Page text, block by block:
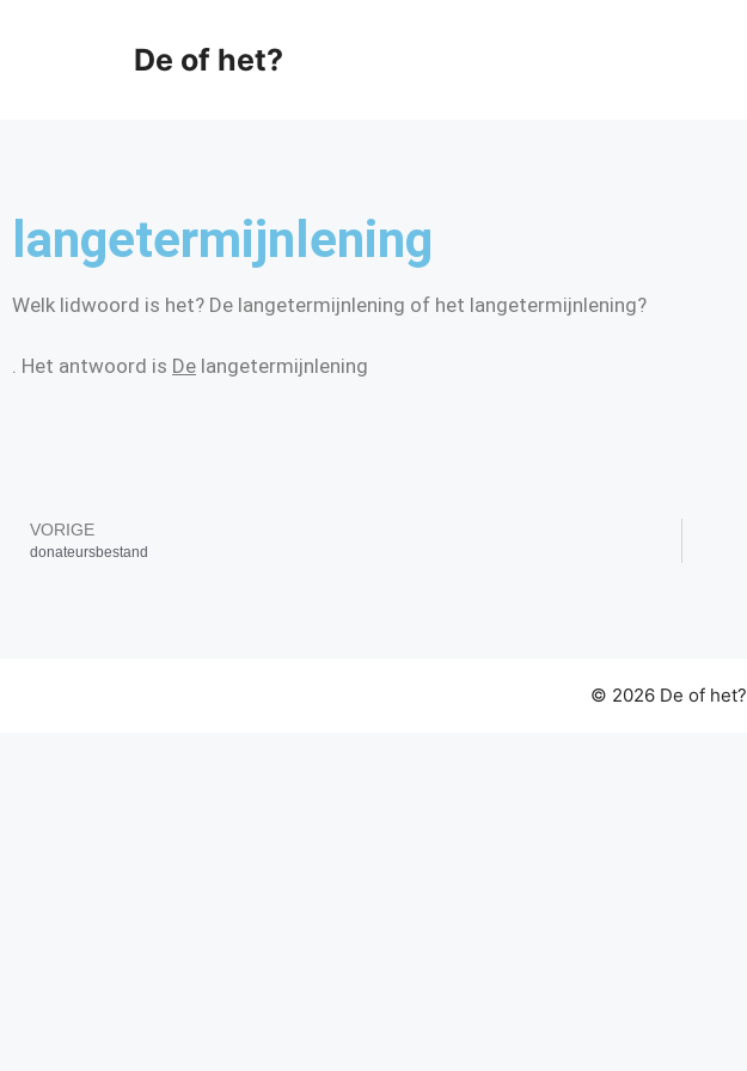
De of het?
langetermijnlening
Welk lidwoord is het? De langetermijnlening of het langetermijnlening?
. Het antwoord is De langetermijnlening
VORIGE
donateursbestand
© 2026 De of het?